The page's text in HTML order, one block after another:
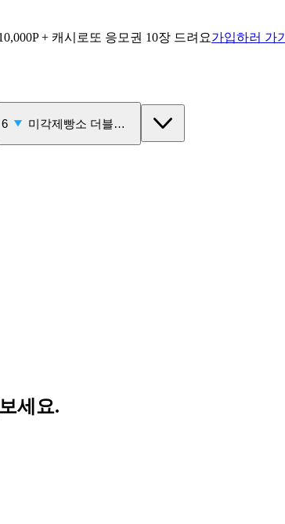
+ 캐시로또 응모권 10장 드려요가입하러 가기
7 삶은 계란
세요.